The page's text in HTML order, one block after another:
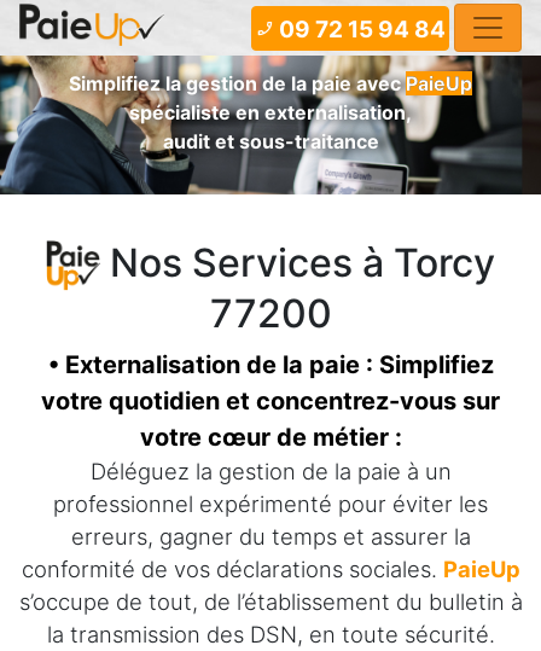
phone_enabled 09 72 15 94 84
Simplifiez la gestion de la paie avecPaieUp
spécialiste en externalisation,
audit et sous-traitance
Nos Services à Torcy
77200
• Externalisation de la paie : Simplifiez
votre quotidien et concentrez-vous sur
votre cœur de métier :
Déléguez la gestion de la paie à un
professionnel expérimenté pour éviter les
erreurs, gagner du temps et assurer la
conformité de vos déclarations sociales. PaieUp
s’occupe de tout, de l’établissement du bulletin à
la transmission des DSN, en toute sécurité.